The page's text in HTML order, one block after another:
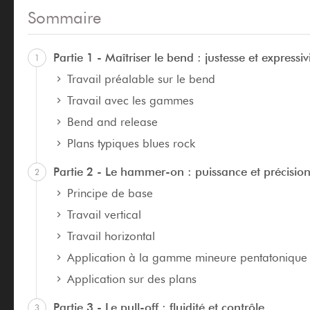
Sommaire
1
Partie 1 - Maîtriser le bend : justesse et
Travail préalable sur le bend
Travail avec les gammes
Bend and release
Plans typiques blues rock
2
Partie 2 - Le hammer-on : puissance et précision
Principe de base
Travail vertical
Travail horizontal
Application à la gamme mineure pentatonique
Application sur des plans
3
Partie 3 - Le pull-off : fluidité et contrôle